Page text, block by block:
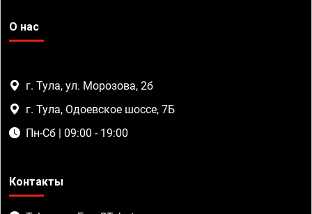
О нас
г. Тула, ул. Морозова, 2б
г. Тула, Одоевское шоссе, 7Б
Пн-Сб | 09:00 - 19:00
Контакты